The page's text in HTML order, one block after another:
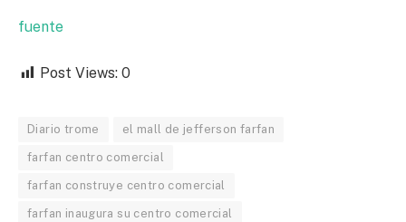
fuente
Post Views: 0
Diario trome el mall de jefferson farfan
farfan centro comercial
farfan construye centro comercial
farfan inaugura su centro comercial